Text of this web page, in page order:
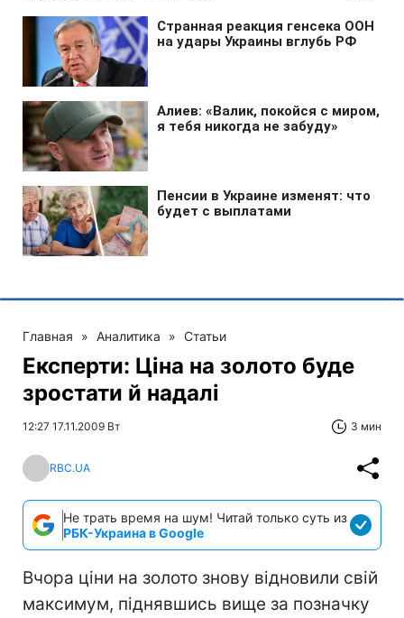
Главная » Аналитика » Статьи
Експерти: Ціна на золото буде
зростати й надалі
12:27 17.11.2009 Вт 3 мин
RBC.UA
Не трать время на шум! Читай только суть из
РБК-Украина в Google
Вчора ціни на золото знову відновили свій
максимум, піднявшись вище за позначку